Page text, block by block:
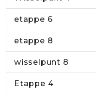
etappe 6
etappe 8
wisselpunt 8
Etappe 4